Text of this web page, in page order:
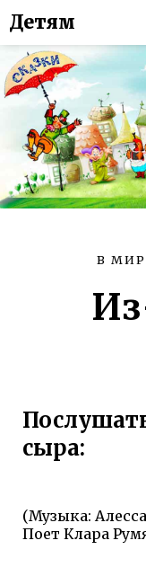
Детям
В
сыра:
(Музыка:
Поет Клара